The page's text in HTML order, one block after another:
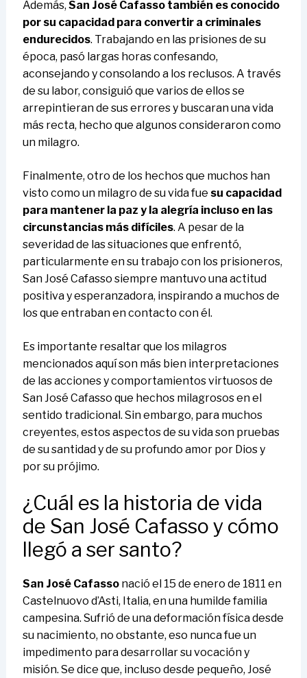
Además, San José Cafasso también es conocido
por su capacidad para convertir a criminales
endurecidos. Trabajando en las prisiones de su
época, pasó largas horas confesando,
aconsejando y consolando a los reclusos. A través
de su labor, consiguió que varios de ellos se
arrepintieran de sus errores y buscaran una vida
más recta, hecho que algunos consideraron como
un milagro.
Finalmente, otro de los hechos que muchos han
visto como un milagro de su vida fue su capacidad
para mantener la paz y la alegría incluso en las
circunstancias más difíciles. A pesar de la
severidad de las situaciones que enfrentó,
particularmente en su trabajo con los prisioneros,
San José Cafasso siempre mantuvo una actitud
positiva y esperanzadora, inspirando a muchos de
los que entraban en contacto con él.
Es importante resaltar que los milagros
mencionados aquí son más bien interpretaciones
de las acciones y comportamientos virtuosos de
San José Cafasso que hechos milagrosos en el
sentido tradicional. Sin embargo, para muchos
creyentes, estos aspectos de su vida son pruebas
de su santidad y de su profundo amor por Dios y
por su prójimo.
¿Cuál es la historia de vida
de San José Cafasso y cómo
llegó a ser santo?
San José Cafassonació el 15 de enero de 1811 en
Castelnuovo d’Asti, Italia, en una humilde familia
campesina. Sufrió de una deformación física desde
su nacimiento, no obstante, eso nunca fue un
impedimento para desarrollar su vocación y
misión. Se dice que, incluso desde pequeño, José